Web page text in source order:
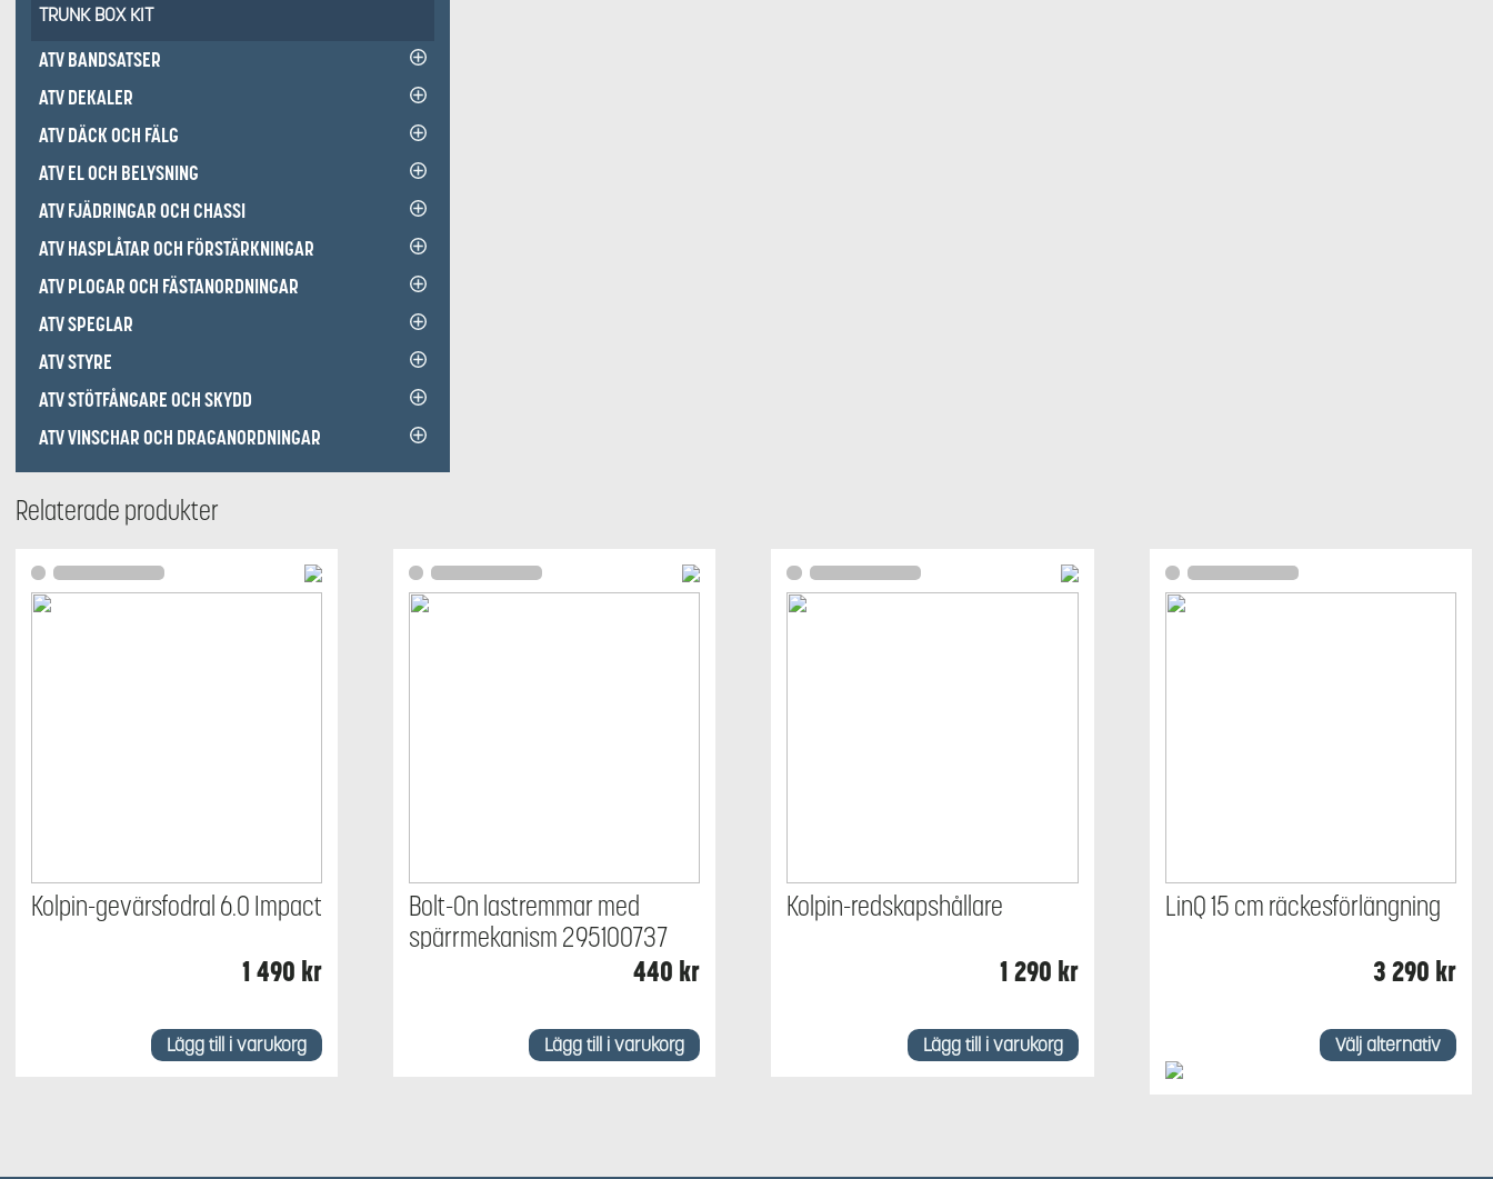
TRUNK BOX KIT
ATV BANDSATSER
ATV DEKALER
ATV DÄCK OCH FÄLG
ATV EL OCH BELYSNING
ATV FJÄDRINGAR OCH CHASSI
ATV HASPLÅTAR OCH FÖRSTÄRKNINGAR
ATV PLOGAR OCH FÄSTANORDNINGAR
ATV SPEGLAR
ATV STYRE
ATV STÖTFÅNGARE OCH SKYDD
ATV VINSCHAR OCH DRAGANORDNINGAR
Relaterade produkter
Kolpin-gevärsfodral 6.0 Impact
1 490 kr
Lägg till i varukorg
Bolt-On lastremmar med
spärrmekanism 295100737
440 kr
Lägg till i varukorg
Kolpin-redskapshållare
1 290 kr
Lägg till i varukorg
LinQ 15 cm räckesförlängning
3 290 kr
Välj alternativ
produkten
har